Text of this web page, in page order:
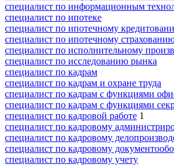
специалист по информационным
специалист по ипотеке
специалист по ипотечному
специалист по ипотечному
специалист по исполнительному
специалист по исследованию рынка
специалист по кадрам
специалист по кадрам и охране труда
специалист по кадрам с функциями
специалист по кадрам с функциями
специалист по кадровой работе 1
специалист по кадровому
специалист по кадровому
специалист по кадровому
специалист по кадровому учету